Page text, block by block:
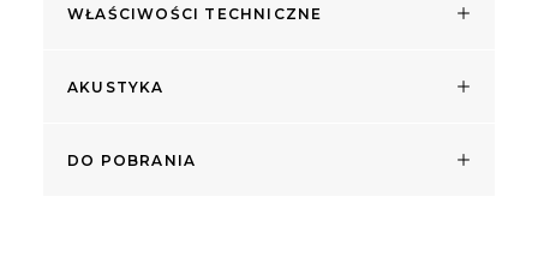
WŁAŚCIWOŚCI TECHNICZNE
AKUSTYKA
DO POBRANIA